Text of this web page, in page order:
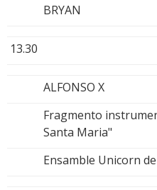
BRYAN
13.30
ALFONSO X
Fragmento
Santa Maria"
Ensamble Unicorn